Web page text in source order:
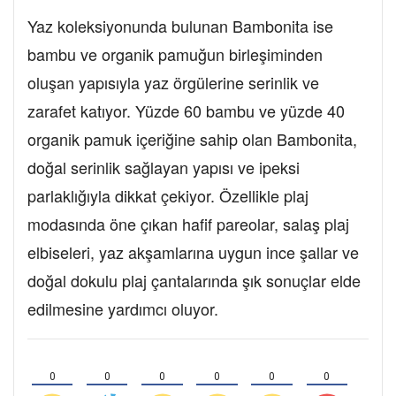
Yaz koleksiyonunda bulunan Bambonita ise
bambu ve organik pamuğun birleşiminden
oluşan yapısıyla yaz örgülerine serinlik ve
zarafet katıyor. Yüzde 60 bambu ve yüzde 40
organik pamuk içeriğine sahip olan Bambonita,
doğal serinlik sağlayan yapısı ve ipeksi
parlaklığıyla dikkat çekiyor. Özellikle plaj
modasında öne çıkan hafif pareolar, salaş plaj
elbiseleri, yaz akşamlarına uygun ince şallar ve
doğal dokulu plaj çantalarında şık sonuçlar elde
edilmesine yardımcı oluyor.
0 0 0 0 0 0